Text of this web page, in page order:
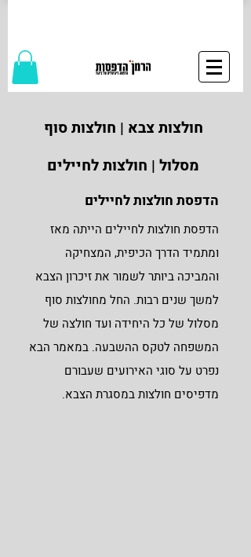
חולצות צבא | חולצות סוף
מסלול | חולצות לחיילים
הדפסת חולצות לחיילים
הדפסת חולצות לחיילים הייתה מאז
ומתמיד הדרך הכיפית, המצחיקה
והמביכה ביותר לשמור את זיכרון הצבא
למשך שנים רבות. החל מחולצות סוף
מסלול של כל היחידה ועד חולצה של
המשפחה לטקס ההשבעה. במאמר הבא
נפרט על סוגי האירועים שעבורם
מדפיסים חולצות במסגרת הצבא.